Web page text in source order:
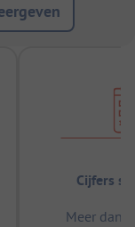
Cijfers
Meer dan